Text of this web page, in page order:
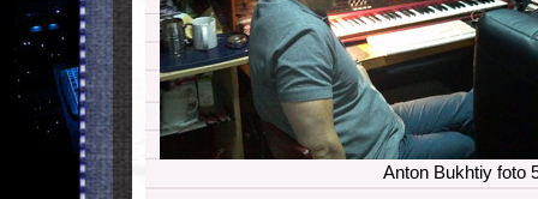
Anton Bukhtiy foto